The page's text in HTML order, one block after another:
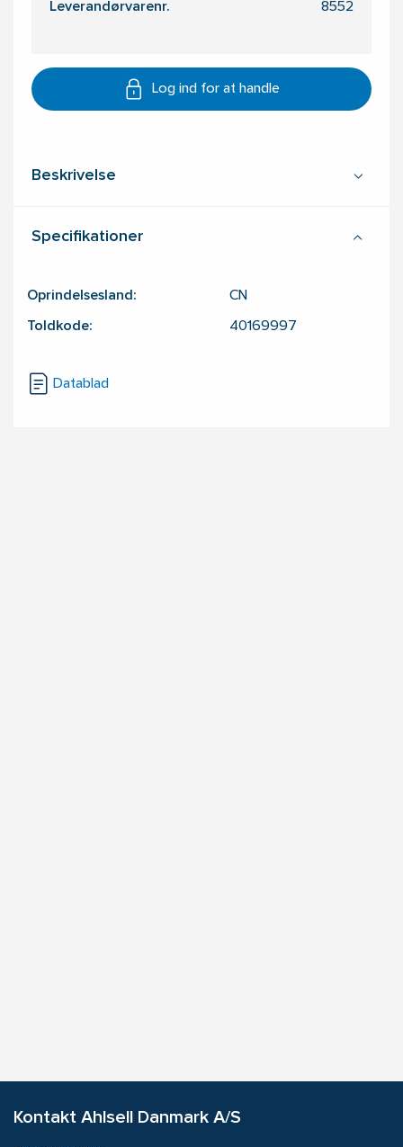
Leverandørvarenr. 8552
Log ind for at handle
Beskrivelse
Specifikationer
Oprindelsesland: CN
Toldkode: 40169997
Datablad
Kontakt Ahlsell Danmark A/S